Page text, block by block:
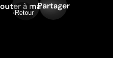
Retour
à ma liste
Partager